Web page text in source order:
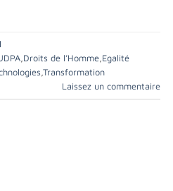
Droits de l’Homme Egalité
Transformation
Laissez un commentaire